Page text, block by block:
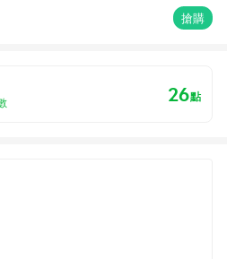
搶購
26點